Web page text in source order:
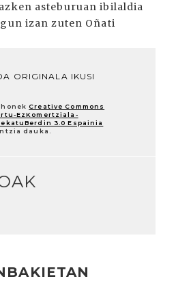
asteburuan ibilaldia
izan zuten Oñati
ORIGINALA IKUSI
honek Creative Commons
EzKomertziala-
3.0 Espainia
dauka.